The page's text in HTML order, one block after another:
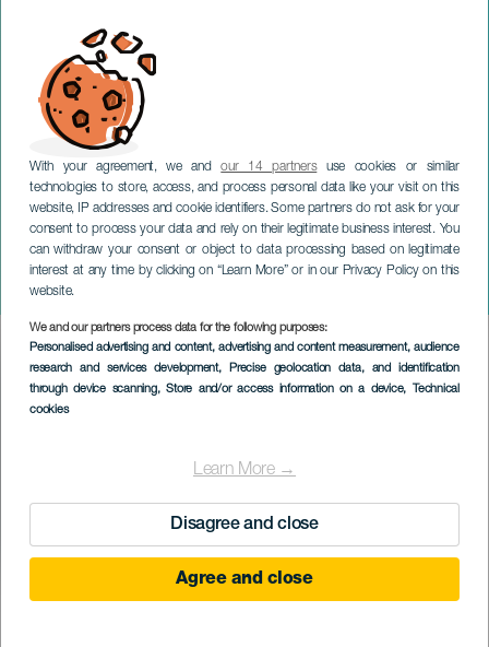
With your agreement, we andour 14 partnersuse cookies or similar
technologies to store, access, and process personal data like your visit on this
website, IP addresses and cookie identifiers. Some partners do not ask for your
consent to process your data and rely on their legitimate business interest. You
can withdraw your consent or object to data processing based on legitimate
interest at any time by clicking on “Learn More” or in our Privacy Policy on this
website.
We and our partners process data for the following purposes:
Personalised advertising and content, advertising and content measurement, audience
research and services development, Precise geolocation data, and identification
through device scanning, Store and/or access information on a device, Technical
cookies
Learn More →
Disagree and close
Agree and close
Don Leandro Popular Cross
Estate
TENERIFE
Imagen
Listado
01 November 2026